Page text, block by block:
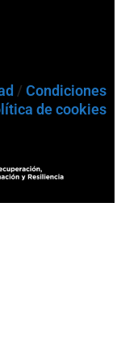
/ Condiciones
de cookies